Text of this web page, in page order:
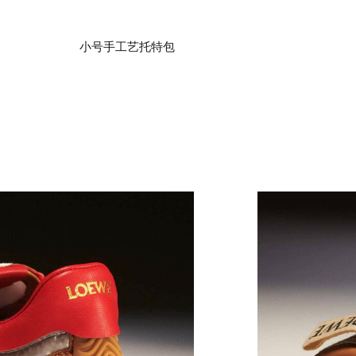
小号手工艺托特包